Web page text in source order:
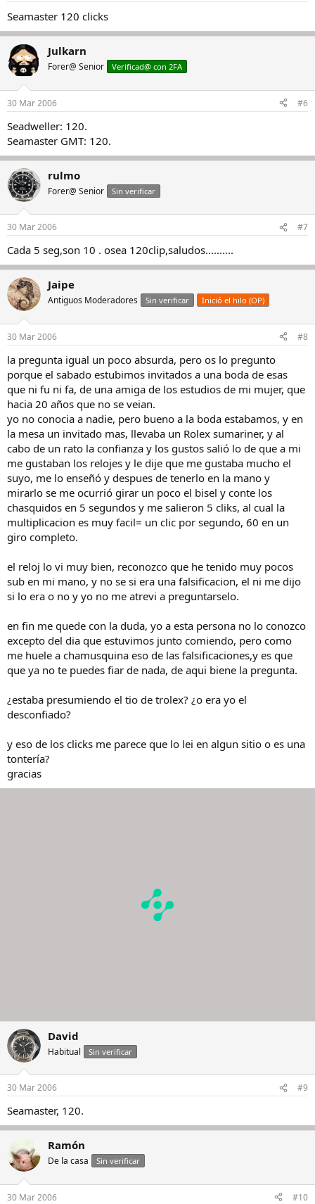
Seamaster 120 clicks
Julkarn
Forer@ Senior Verificad@ con 2FA
30 Mar 2006 #6
Seadweller: 120.
Seamaster GMT: 120.
rulmo
Forer@ Senior Sin verificar
30 Mar 2006 #7
Cada 5 seg,son 10 . osea 120clip,saludos..........
Jaipe
Antiguos Moderadores Sin verificar Inició el hilo (OP)
30 Mar 2006 #8
la pregunta igual un poco absurda, pero os lo pregunto
porque el sabado estubimos invitados a una boda de esas
que ni fu ni fa, de una amiga de los estudios de mi mujer, que
hacia 20 años que no se veian.
yo no conocia a nadie, pero bueno a la boda estabamos, y en
la mesa un invitado mas, llevaba un Rolex sumariner, y al
cabo de un rato la confianza y los gustos salió lo de que a mi
me gustaban los relojes y le dije que me gustaba mucho el
suyo, me lo enseñó y despues de tenerlo en la mano y
mirarlo se me ocurrió girar un poco el bisel y conte los
chasquidos en 5 segundos y me salieron 5 cliks, al cual la
multiplicacion es muy facil= un clic por segundo, 60 en un
giro completo.
el reloj lo vi muy bien, reconozco que he tenido muy pocos
sub en mi mano, y no se si era una falsificacion, el ni me dijo
si lo era o no y yo no me atrevi a preguntarselo.
en fin me quede con la duda, yo a esta persona no lo conozco
excepto del dia que estuvimos junto comiendo, pero como
me huele a chamusquina eso de las falsificaciones,y es que
que ya no te puedes fiar de nada, de aqui biene la pregunta.
¿estaba presumiendo el tio de trolex? ¿o era yo el
desconfiado?
y eso de los clicks me parece que lo lei en algun sitio o es una
tontería?
gracias
David
Habitual Sin verificar
30 Mar 2006 #9
Seamaster, 120.
Ramón
De la casa Sin verificar
30 Mar 2006 #10